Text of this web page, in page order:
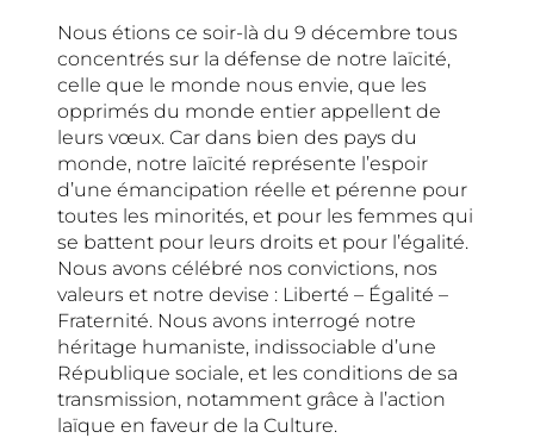
Nous étions ce soir-là du 9 décembre tous
concentrés sur la défense de notre laïcité,
celle que le monde nous envie, que les
opprimés du monde entier appellent de
leurs vœux. Car dans bien des pays du
monde, notre laïcité représente l’espoir
d’une émancipation réelle et pérenne pour
toutes les minorités, et pour les femmes qui
se battent pour leurs droits et pour l’égalité.
Nous avons célébré nos convictions, nos
valeurs et notre devise : Liberté – Égalité –
Fraternité. Nous avons interrogé notre
héritage humaniste, indissociable d’une
République sociale, et les conditions de sa
transmission, notamment grâce à l’action
laïque en faveur de la Culture.